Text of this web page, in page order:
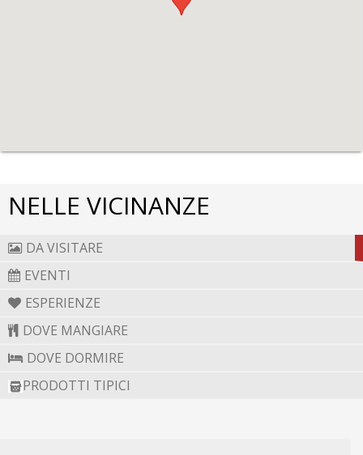
NELLE VICINANZE
DA VISITARE
EVENTI
ESPERIENZE
DOVE MANGIARE
DOVE DORMIRE
PRODOTTI TIPICI